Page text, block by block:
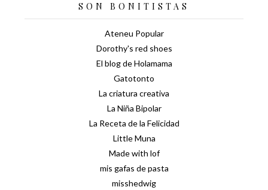
SON BONITISTAS
Ateneu Popular
Dorothy's red shoes
El blog de Holamama
Gatotonto
La criatura creativa
La Niña Bipolar
La Receta de la Felicidad
Little Muna
Made with lof
mis gafas de pasta
misshedwig